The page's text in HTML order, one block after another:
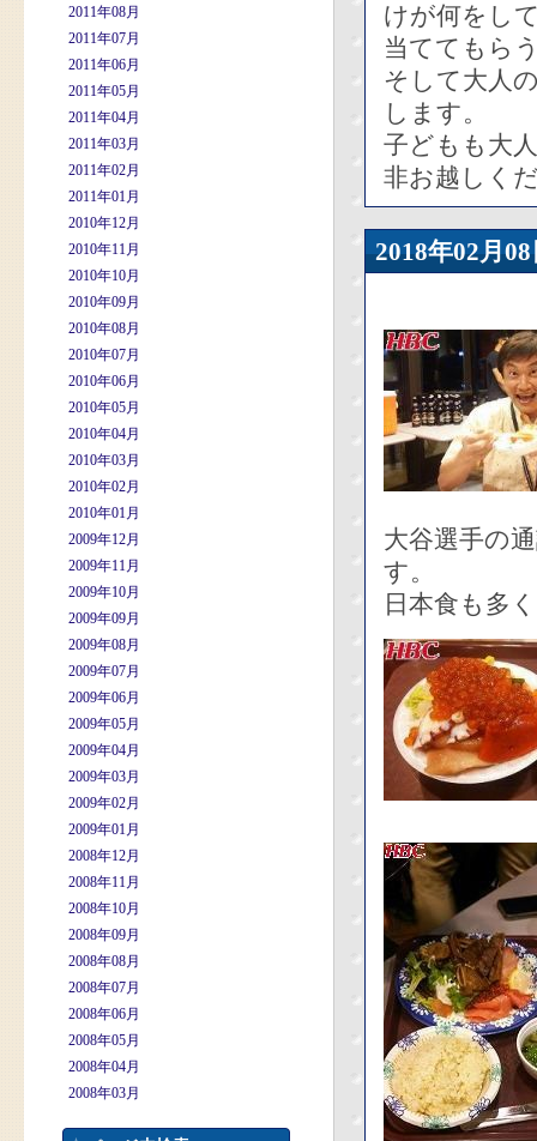
2011年08月
2011年07月
2011年06月
2011年05月
2011年04月
2011年03月
2011年02月
2011年01月
2010年12月
2010年11月
2010年10月
2010年09月
2010年08月
2010年07月
2010年06月
2010年05月
2010年04月
2010年03月
2010年02月
2010年01月
2009年12月
2009年11月
2009年10月
2009年09月
2009年08月
2009年07月
2009年06月
2009年05月
2009年04月
2009年03月
2009年02月
2009年01月
2008年12月
2008年11月
2008年10月
2008年09月
2008年08月
2008年07月
2008年06月
2008年05月
2008年04月
2008年03月
けが何をし
当ててもら
そして大人
します。
子どもも大
非お越しく
2018年02
大谷選手の
す。
日本食も多